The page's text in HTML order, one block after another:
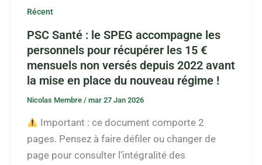
Récent
PSC Santé : le SPEG accompagne les
personnels pour récupérer les 15 €
mensuels non versés depuis 2022 avant
la mise en place du nouveau régime !
Nicolas Membre / mar 27 Jan 2026
Important : ce document comporte 2
pages. Pensez à faire défiler ou changer de
page pour consulter l’intégralité des